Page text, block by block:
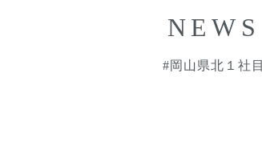
NEWS
#岡山県北１社目